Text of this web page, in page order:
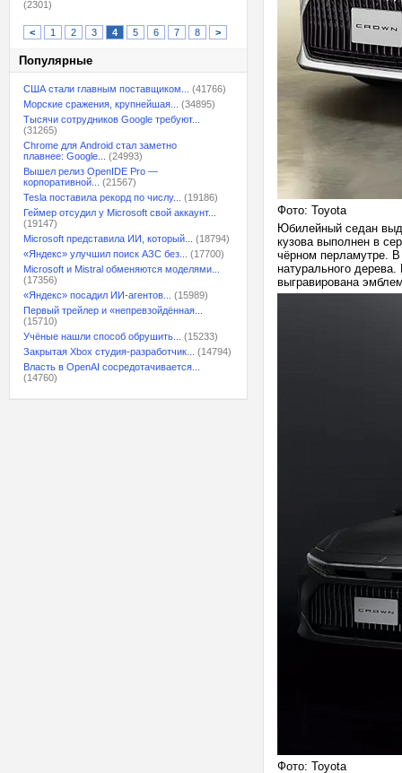
(2301)
< 1 2 3 4 5 6 7 8 >
Популярные
США стали главным поставщиком...
(41766)
Морские сражения, крупнейшая...
(34895)
Тысячи сотрудников Google требуют...
(31265)
Chrome для Android стал заметно
плавнее: Google...
(24993)
Вышел релиз OpenIDE Pro —
корпоративной...
(21567)
Tesla поставила рекорд по числу...
(19186)
Геймер отсудил у Microsoft свой аккаунт...
(19147)
Microsoft представила ИИ, который...
(18794)
«Яндекс» улучшил поиск АЗС без...
(17700)
Microsoft и Mistral обменяются моделями...
(17356)
«Яндекс» посадил ИИ-агентов...
(15989)
Первый трейлер и «непревзойдённая...
(15710)
Учёные нашли способ обрушить...
(15233)
Закрытая Xbox студия-разработчик...
(14794)
Власть в OpenAI сосредотачивается...
(14760)
Фото: Toyota
Юбилейный седан
кузова выполнен в
чёрном перламутре. В
натурального
выгравирована
Фото: Toyota